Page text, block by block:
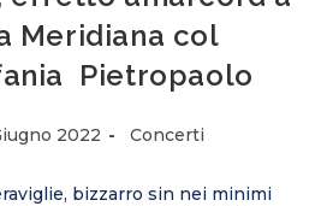
Meridiana col
Pietropaolo
2022
Categoria
Concerti
bizzarro sin nei minimi